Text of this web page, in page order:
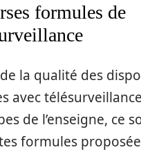
formules de
la qualité des
avec
de l’enseigne, ce
formules